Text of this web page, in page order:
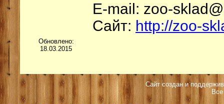
E-mail: zoo-
Сайт: http://zoo-
Обновлено:
18.03.2015
Сайт создан и